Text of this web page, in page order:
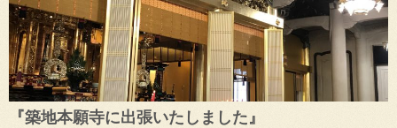
『築地本願寺に出張いたしました』